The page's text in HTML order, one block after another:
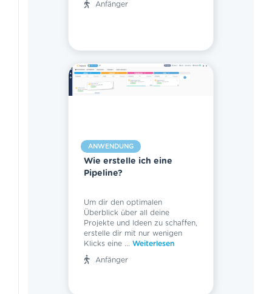
Anfänger
ANWENDUNG
Wie erstelle ich eine
Pipeline?
Um dir den optimalen
Überblick über all deine
Projekte und Ideen zu schaffen,
erstelle dir mit nur wenigen
Klicks eine ... Weiterlesen
Anfänger